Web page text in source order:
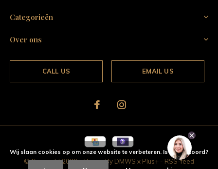
Categorieën
Over ons
CALL US EMAIL US
© Copyright2026- Theme By DMWS x Plus+ - RSS-feed
Wij slaan cookies op om onze website te verbeteren. Is dat akkoord?